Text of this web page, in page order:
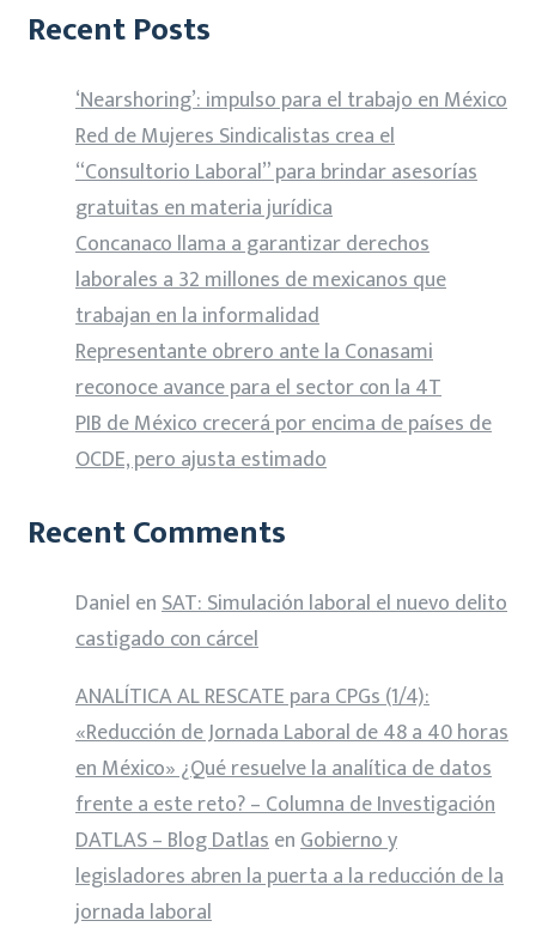
Recent Posts
‘Nearshoring’: impulso para el trabajo en México
Red de Mujeres Sindicalistas crea el
“Consultorio Laboral” para brindar asesorías
gratuitas en materia jurídica
Concanaco llama a garantizar derechos
laborales a 32 millones de mexicanos que
trabajan en la informalidad
Representante obrero ante la Conasami
reconoce avance para el sector con la 4T
PIB de México crecerá por encima de países de
OCDE, pero ajusta estimado
Recent Comments
Daniel enSAT: Simulación laboral el nuevo delito
castigado con cárcel
ANALÍTICA AL RESCATE para CPGs (1/4):
«Reducción de Jornada Laboral de 48 a 40 horas
en México» ¿Qué resuelve la analítica de datos
frente a este reto? – Columna de Investigación
DATLAS – Blog DatlasenGobierno y
legisladores abren la puerta a la reducción de la
jornada laboral